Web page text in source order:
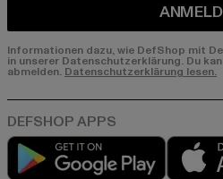
Informationen dazu, wie DefShop mit
in unserer Datenschutzerklärung. Du
abmelden. Datenschutzerklärung lesen.
Play